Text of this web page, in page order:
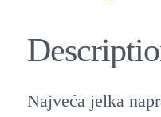
Najveća jelka